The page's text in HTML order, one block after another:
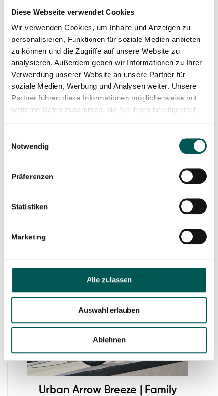
Diese Webseite verwendet Cookies
Wir verwenden Cookies, um Inhalte und Anzeigen zu
personalisieren, Funktionen für soziale Medien anbieten
zu können und die Zugriffe auf unsere Website zu
analysieren. Außerdem geben wir Informationen zu Ihrer
Verwendung unserer Website an unsere Partner für
soziale Medien, Werbung und Analysen weiter. Unsere
Partner führen diese Informationen möglicherweise mit
weiteren Daten zusammen, die Sie ihnen bereitgestellt
Notwendig
Präferenzen
Statistiken
Marketing
Alle zulassen
Auswahl erlauben
Ablehnen
Urban Arrow Cargo L Cargoline
Urban Arrow Breeze | Family